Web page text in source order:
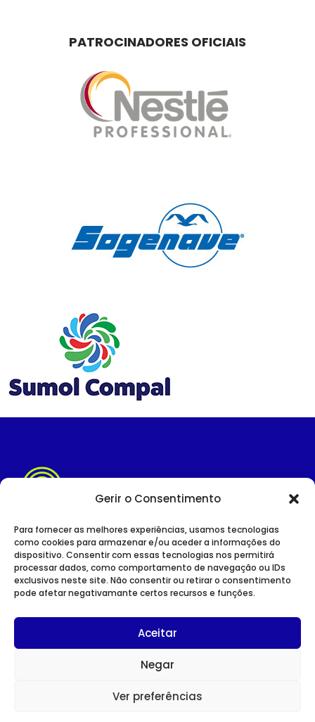
Gerir o Consentimento
Para fornecer as melhores experiências, usamos tecnologias
como cookies para armazenar e/ou aceder a informações do
dispositivo. Consentir com essas tecnologias nos permitirá
processar dados, como comportamento de navegação ou IDs
exclusivos neste site. Não consentir ou retirar o consentimento
pode afetar negativamante certos recursos e funções.
Aceitar
Negar
Ver preferências
PATROCINADORES OFICIAIS
SITE INSTITUCIONAL
POLÍTICA DE PRIVACIDADE